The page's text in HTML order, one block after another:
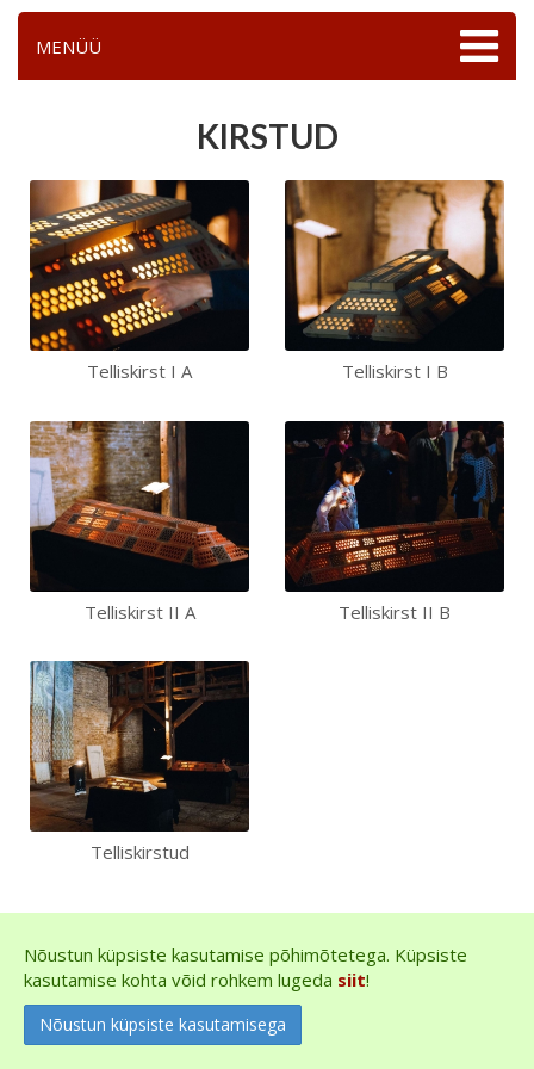
MENÜÜ
KIRSTUD
Telliskirst I A Telliskirst I B
Telliskirst II A Telliskirst II B
Telliskirstud
Nõustun küpsiste kasutamise põhimõtetega. Küpsiste
kasutamise kohta võid rohkem lugeda siit!